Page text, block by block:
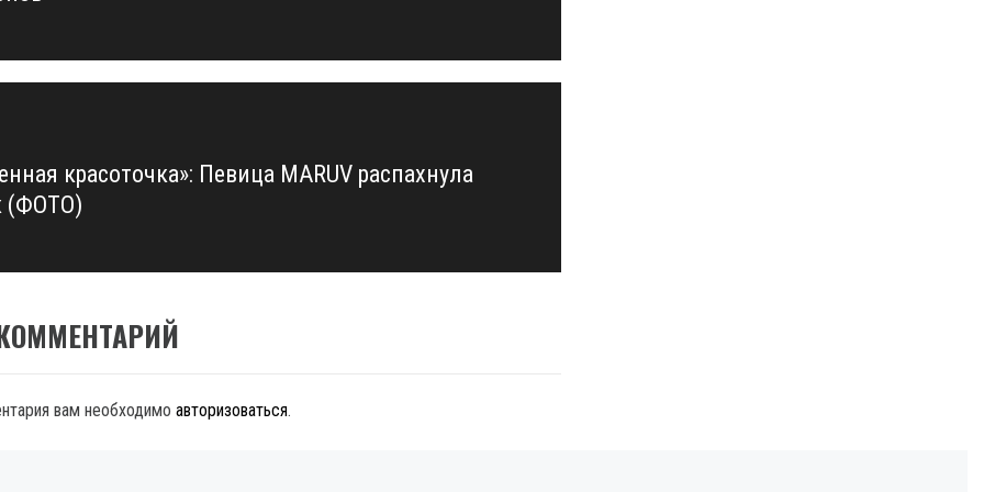
красоточка»: Певица MARUV распахнула
(ФОТО)
вам необходимо авторизоваться.